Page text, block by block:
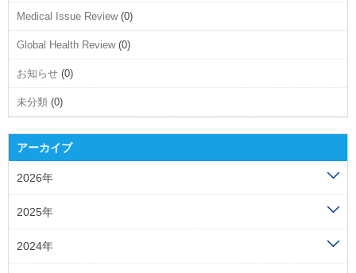
Medical Issue Review(0)
Global Health Review(0)
お知らせ (0)
未分類 (0)
アーカイブ
2026年
2025年
2024年